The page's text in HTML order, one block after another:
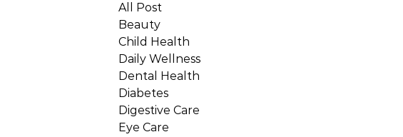
All Post
Beauty
Child Health
Daily Wellness
Dental Health
Diabetes
Digestive Care
Eye Care